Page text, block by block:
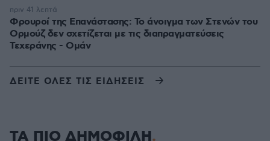
Φρουροί της Επανάστασης: Το άνοιγμα των Στενών του
Ορμούζ δεν σχετίζεται με τις διαπραγματεύσεις
Τεχεράνης - Ομάν
πριν 41 λεπτά
ΔΕΙΤΕ ΟΛΕΣ ΤΙΣ ΕΙΔΗΣΕΙΣ
ΤΑ ΠΙΟ ΔΗΜΟΦΙΛΗ